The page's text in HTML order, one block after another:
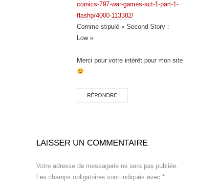
comics-797-war-games-act-1-part-1-
flashp/4000-113382/
Comme stipulé « Second Story :
Low »
Merci pour votre intérêt pour mon site
RÉPONDRE
LAISSER UN COMMENTAIRE
Votre adresse de messagerie ne sera pas publiée.
Les champs obligatoires sont indiqués avec *